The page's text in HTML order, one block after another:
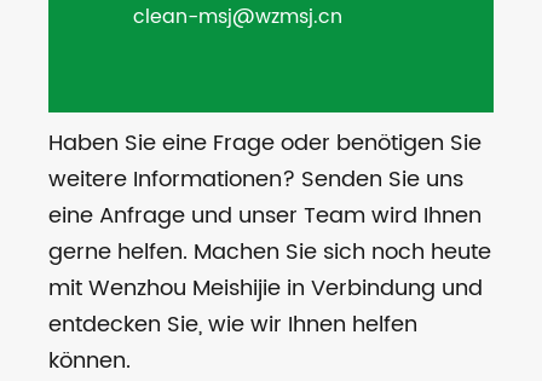
clean-msj@wzmsj.cn
Haben Sie eine Frage oder benötigen Sie
weitere Informationen? Senden Sie uns
eine Anfrage und unser Team wird Ihnen
gerne helfen. Machen Sie sich noch heute
mit Wenzhou Meishijie in Verbindung und
entdecken Sie, wie wir Ihnen helfen
können.